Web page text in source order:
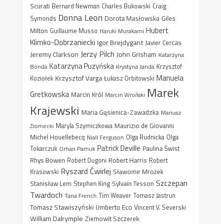
Scurati Bernard Newman Charles Bukowski Craig
Symonds Donna Leon Dorota Masłowska Giles
Milton Guillaume Musso Haruki Murakami Hubert
Klimko-Dobrzaniecki Igor Brejdygant Javier Cercas
Jeremy Clarkson Jerzy Pilch John Grisham Katarzyna
Bonda Katarzyna Puzyńska Krystyna Janda Krzysztof
Koziołek Krzysztof Varga Łukasz Orbitowski Manuela
Gretkowska Marcin Król Marcin Wroński Marek
Krajewski Maria Gąsienica-Zawadzka Mariusz
Ziomecki Maryla Szymiczkowa Maurizio de Giovanni
Michel Houellebecq Niall Ferguson Olga Rudnicka Olga
Tokarczuk Orhan Pamuk Patrick Deville Paulina Świst
Rhys Bowen Robert Dugoni Robert Harris Robert
Krasowski Ryszard Ćwirlej Sławomir Mrożek
Stanisław Lem Stephen King Sylvain Tesson Szczepan
Twardoch Tana French Tim Weaver Tomasz Jastrun
Tomasz Stawiszyński Umberto Eco Vincent V. Severski
William Dalrymple Ziemowit Szczerek